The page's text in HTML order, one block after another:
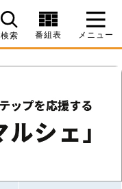
検索 番組表 メニュー